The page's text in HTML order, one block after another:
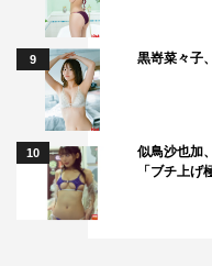
9 黒嵜菜々子
10
似鳥沙也加
「ブチ上げ